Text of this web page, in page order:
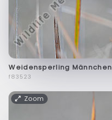
Weidensperling Männchen
f83523
Zoom